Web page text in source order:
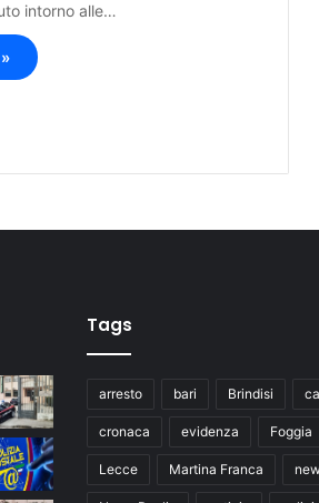
intorno alle…
Tags
arresto bari Brindisi
cronaca evidenza Foggia
Lecce Martina Franca